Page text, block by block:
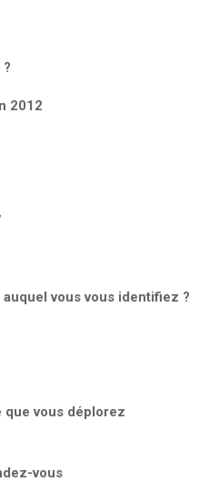
2012
vous vous identifiez ?
vous déplorez
vous